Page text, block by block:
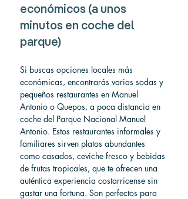
económicos (a unos
minutos en coche del
parque)
Si buscas opciones locales más
económicas, encontrarás varias sodas y
pequeños restaurantes en Manuel
Antonio o Quepos, a poca distancia en
coche del Parque Nacional Manuel
Antonio. Estos restaurantes informales y
familiares sirven platos abundantes
como casados, ceviche fresco y bebidas
de frutas tropicales, que te ofrecen una
auténtica experiencia costarricense sin
gastar una fortuna. Son perfectos para